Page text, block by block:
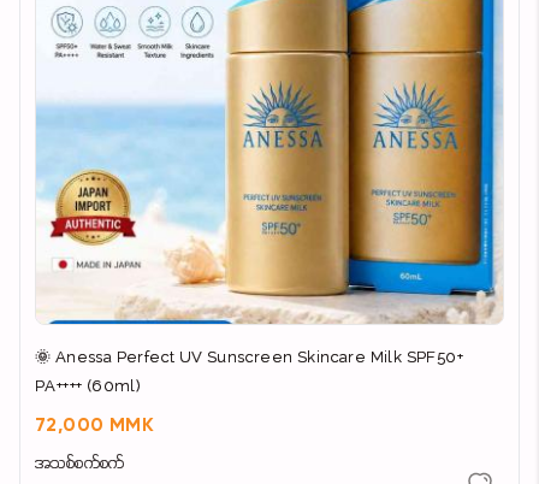
🌞 Anessa Perfect UV Sunscreen Skincare Milk SPF50+
PA++++ (60ml)
72,000 MMK
အသစ်စက်စက်